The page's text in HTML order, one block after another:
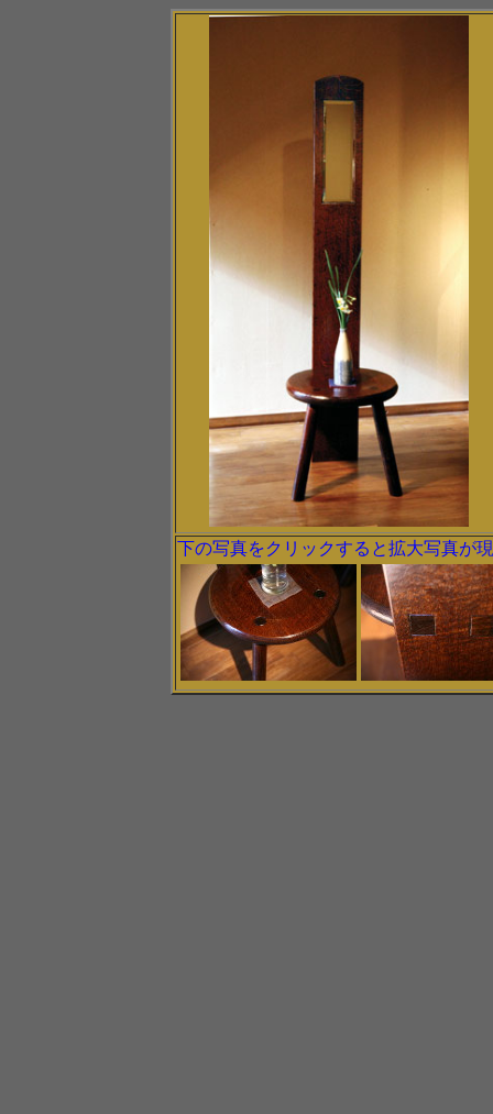
下の写真をクリックすると拡大写真が